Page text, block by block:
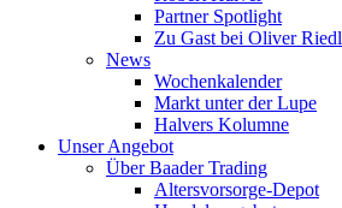
Partner Spotlight
Zu Gast bei Oliver Riedl
News
Wochenkalender
Markt unter der Lupe
Halvers Kolumne
Unser Angebot
Über Baader Trading
Altersvorsorge-Depot